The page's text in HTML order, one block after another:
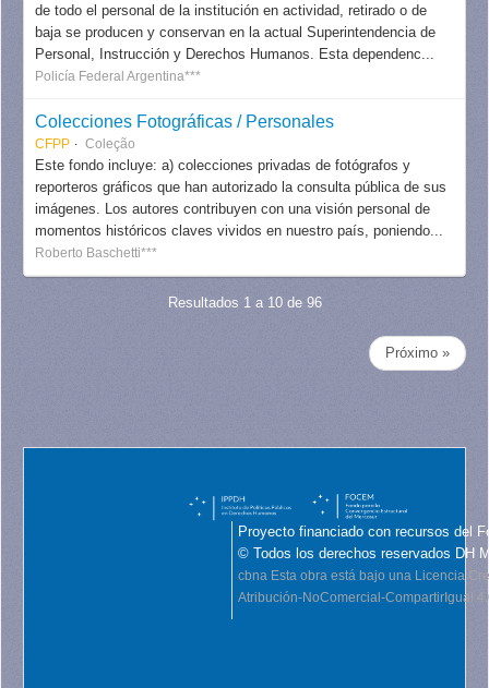
de todo el personal de la institución en actividad, retirado o de
baja se producen y conservan en la actual Superintendencia de
Personal, Instrucción y Derechos Humanos. Esta dependenc...
Policía Federal Argentina***
Colecciones Fotográficas / Personales
CFPP Coleção
Este fondo incluye: a) colecciones privadas de fotógrafos y
reporteros gráficos que han autorizado la consulta pública de sus
imágenes. Los autores contribuyen con una visión personal de
momentos históricos claves vividos en nuestro país, poniendo...
Roberto Baschetti***
Resultados 1 a 10 de 96
Próximo »
Proyecto financiado con recursos del
© Todos los derechos reservados DH
cbna Esta obra está bajo una Licencia
Atribución-NoComercial-CompartirIgual